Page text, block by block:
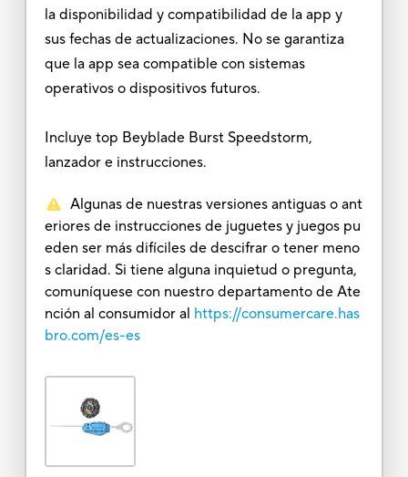
la disponibilidad y compatibilidad de la app y
sus fechas de actualizaciones. No se garantiza
que la app sea compatible con sistemas
operativos o dispositivos futuros.
Incluye top Beyblade Burst Speedstorm,
lanzador e instrucciones.
Algunas de nuestras versiones antiguas o ant
eriores de instrucciones de juguetes y juegos pu
eden ser más difíciles de descifrar o tener meno
s claridad. Si tiene alguna inquietud o pregunta,
comuníquese con nuestro departamento de Ate
nción al consumidor al https://consumercare.has
bro.com/es-es